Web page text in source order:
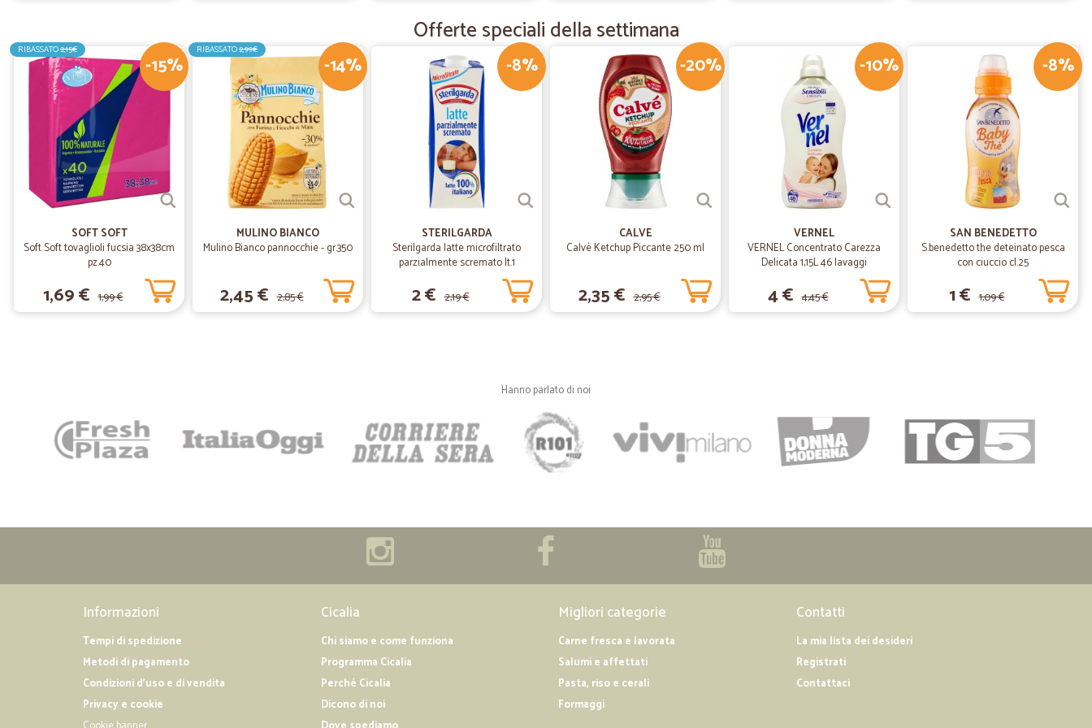
Prezzi convenienti, imballaggio curato e spedizione celere. Che aggiungere? Al prossimo
acquisto! Consigliato!
08/09/2017
— Trustpilot
Ottima esperienza
Ottima esperienza. Ho effettuato una spesa di "non deperibile", dato che era un caldo torrido
di piena estate e non sapevo se fosse arrivata in tempi rapidi. Arrivata il giorno dopo l'ordine;
i prodotti scelti erano ottimamente imballati. Le spese di spedizione davvero contenute.
Molto probabilmente ripeterò l'esperienza per acquistare prodotti che non reperisco nella mia
Offerte speciali della settimana
-15%
RIBASSATO2,15€
SOFT SOFT
Soft Soft tovaglioli fucsia 38x38cm
pz.40
1,69 € 1,99 €
-14%
RIBASSATO2,99€
MULINO BIANCO
Mulino Bianco pannocchie - gr.350
2,45 € 2,85 €
-8%
STERILGARDA
Sterilgarda latte microfiltrato
parzialmente scremato lt.1
2 € 2,19 €
-20%
CALVE
Calvè Ketchup Piccante 250 ml
2,35 € 2,95 €
-10%
VERNEL
VERNEL Concentrato Carezza
Delicata 1,15L 46 lavaggi
4 € 4,45 €
-8%
SAN BENEDETTO
S.benedetto the deteinato pesca
con ciuccio cl.25
1 € 1,09 €
Hanno parlato di noi
Informazioni
Tempi di spedizione
Metodi di pagamento
Condizioni d'uso e di vendita
Privacy e cookie
Cicalia
Chi siamo e come funziona
Programma Cicalia
Perché Cicalia
Dicono di noi
Migliori categorie
Carne fresca e lavorata
Salumi e affettati
Pasta, riso e cerali
Formaggi
Contatti
La mia lista dei desideri
Registrati
Contattaci